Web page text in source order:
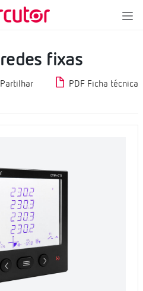
Analisadores de redes fixas
fixas
Partilhar PDF Ficha técnica